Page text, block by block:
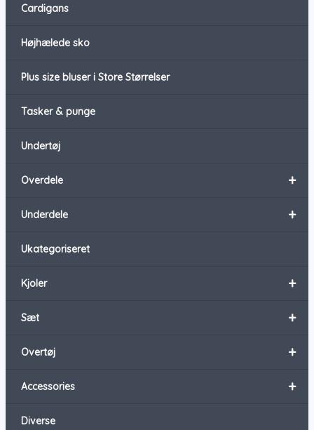
Cardigans
Højhælede sko
Plus size bluser i Store Størrelser
Tasker & punge
Undertøj
+
Overdele
+
Underdele
Ukategoriseret
+
Kjoler
+
Sæt
+
Overtøj
+
Accessories
Diverse